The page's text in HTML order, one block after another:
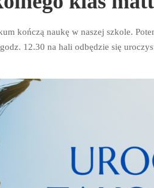
kończą naukę w naszej szkole.
12.30 na hali odbędzie się